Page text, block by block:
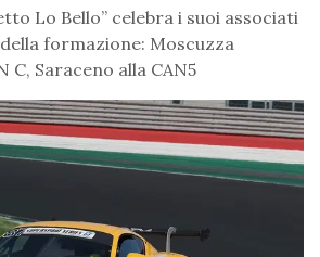
Lo Bello” celebra i suoi associati
formazione: Moscuzza
C, Saraceno alla CAN5